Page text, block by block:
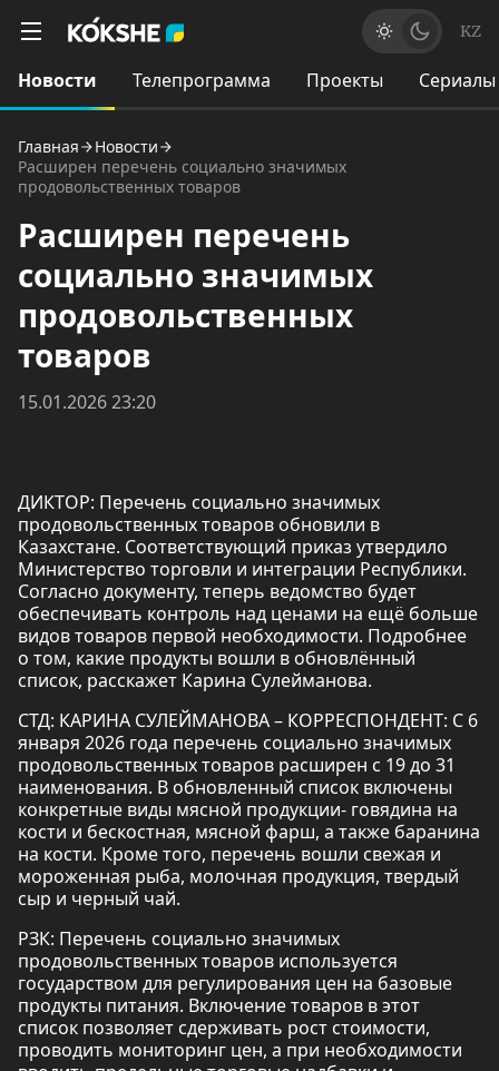
KZ
Новости Телепрограмма Проекты Сериалы
Главная
Новости
Расширен перечень социально значимых
продовольственных товаров
Расширен перечень
социально значимых
продовольственных
товаров
15.01.2026 23:20
ДИКТОР: Перечень социально значимых
продовольственных товаров обновили в
Казахстане. Соответствующий приказ утвердило
Министерство торговли и интеграции Республики.
Согласно документу, теперь ведомство будет
обеспечивать контроль над ценами на ещё больше
видов товаров первой необходимости. Подробнее
о том, какие продукты вошли в обновлённый
список, расскажет Карина Сулейманова.
СТД: КАРИНА СУЛЕЙМАНОВА – КОРРЕСПОНДЕНТ: С 6
января 2026 года перечень социально значимых
продовольственных товаров расширен с 19 до 31
наименования. В обновленный список включены
конкретные виды мясной продукции- говядина на
кости и бескостная, мясной фарш, а также баранина
на кости. Кроме того, перечень вошли свежая и
мороженная рыба, молочная продукция, твердый
сыр и черный чай.
РЗК: Перечень социально значимых
продовольственных товаров используется
государством для регулирования цен на базовые
продукты питания. Включение товаров в этот
список позволяет сдерживать рост стоимости,
проводить мониторинг цен, а при необходимости